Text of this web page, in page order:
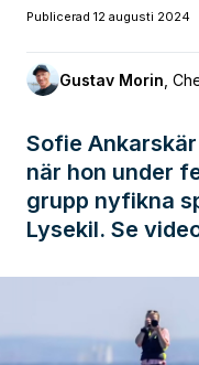
Publicerad 12 augusti 2024
Gustav Morin
Sofie
när hon under
grupp nyfikna
Lysekil. Se